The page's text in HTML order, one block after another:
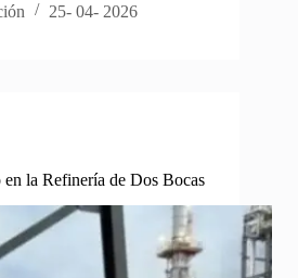
25- 04- 2026
la Refinería de Dos Bocas